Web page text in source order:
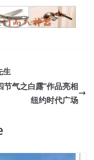
生
气之白露”作品亮相
纽约时代广场